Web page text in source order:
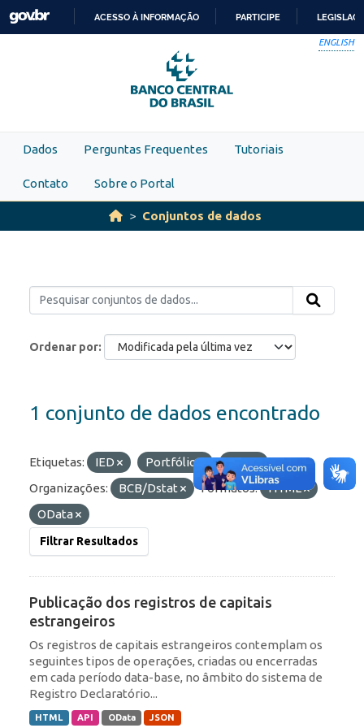
Skip to main content
PARA
O
CONTEÚDO
ACESSO À INFORMAÇÃO PARTICIPE
ENGLISH
Dados Perguntas Frequentes Tutoriais
Contato Sobre o Portal
Conjuntos de dados
Ordenar por
1 conjunto de dados encontrado
Etiquetas: IED Portfólio
RDE
Organizações:
BCB/Dstat Formatos:
HTML
OData
Filtrar Resultados
Publicação dos registros de capitais
estrangeiros
Os registros de capitais estrangeiros contemplam os
seguintes tipos de operações, criadas ou encerradas
em cada período data-base, no âmbito do sistema de
Registro Declaratório...
HTML API OData JSON